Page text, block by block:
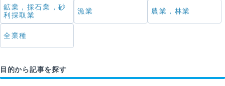
鉱業，採石業，砂
利採取業
漁業 農業，林業
全業種
目的から記事を探す